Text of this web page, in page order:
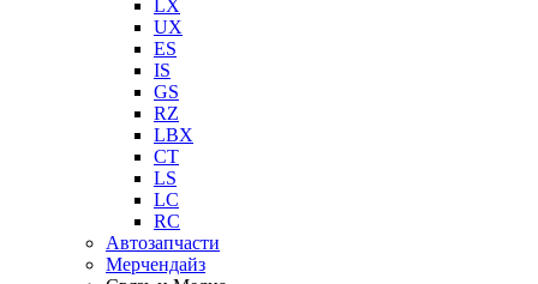
LX
UX
ES
IS
GS
RZ
LBX
CT
LS
LC
RC
Автозапчасти
Мерчендайз